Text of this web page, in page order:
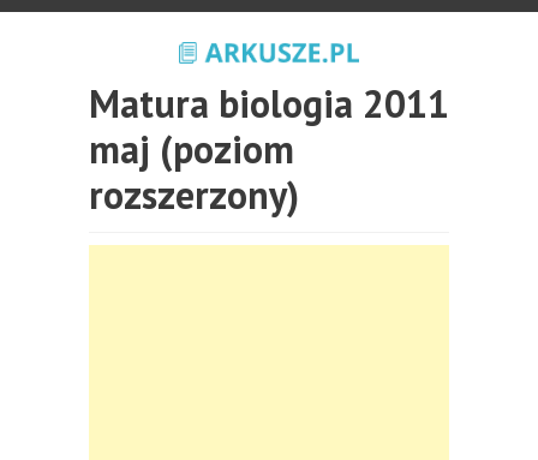
Matura biologia 2011
maj (poziom
rozszerzony)